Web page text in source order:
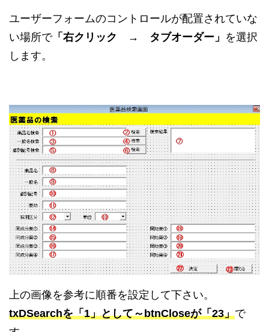
ユーザーフォームのコントロールが配置されていな
い場所で「右クリック → タブオーダー」 を選択
します。
上の画像を参考に順番を設定して下さい。
txDSearchを「1」として～btnCloseが「23」で